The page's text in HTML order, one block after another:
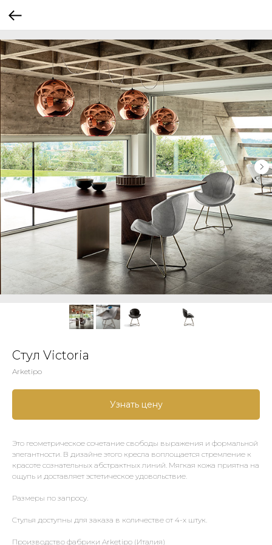
Стул Victoria
Arketipo
Узнать цену
Это геометрическое сочетание свободы выражения и формальной
элегантности. В дизайне этого кресла воплощается стремление к
красоте сознательных абстрактных линий. Мягкая кожа приятна на
ощупь и доставляет эстетическое удовольствие.
Размеры по запросу.
Стулья доступны для заказа в количестве от 4-х штук.
Производство фабрики Arketipo (Италия)